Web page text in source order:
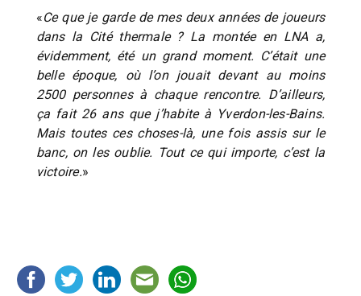
«Ce que je garde de mes deux années de joueurs
dans la Cité thermale ? La montée en LNA a,
évidemment, été un grand moment. C’était une
belle époque, où l’on jouait devant au moins
2500 personnes à chaque rencontre. D’ailleurs,
ça fait 26 ans que j’habite à Yverdon-les-Bains.
Mais toutes ces choses-là, une fois assis sur le
banc, on les oublie. Tout ce qui importe, c’est la
victoire.»